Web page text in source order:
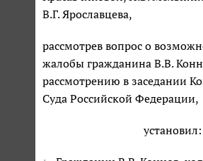
В.Г. Ярославцева,
рассмотрев вопрос о
жалобы гражданина В.В.
рассмотрению в заседании
Суда Российской Федерации,
установил: